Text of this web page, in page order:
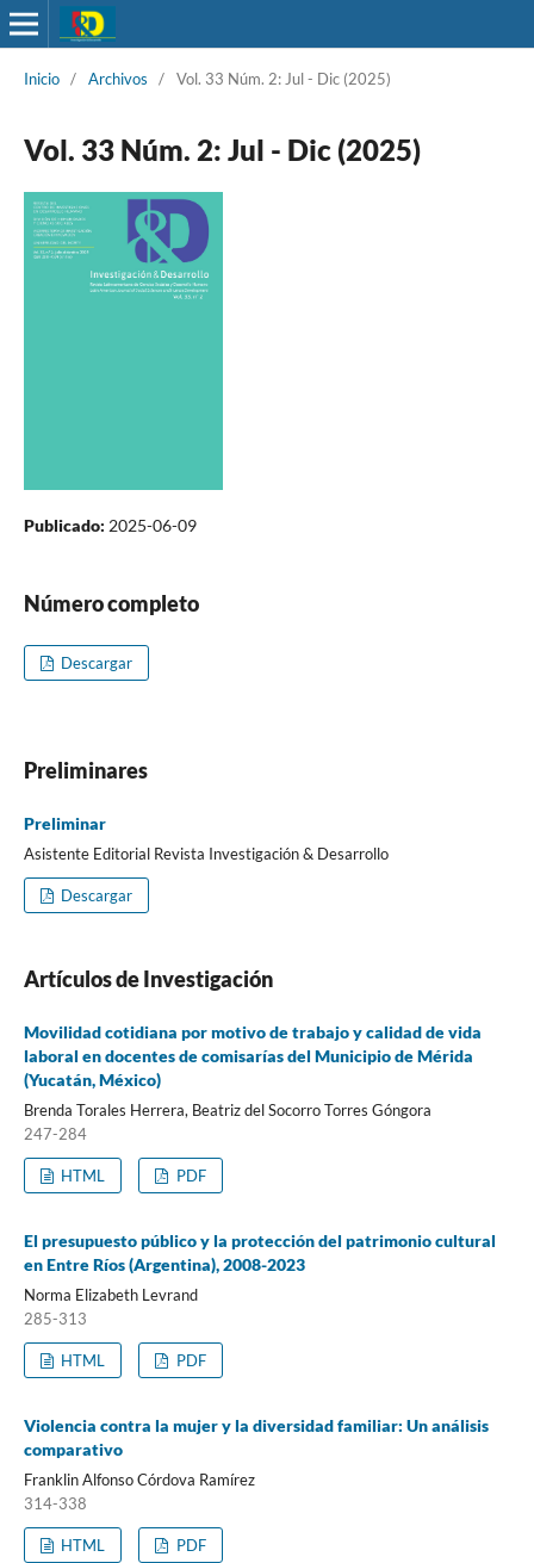
Inicio / Archivos / Vol. 33 Núm. 2: Jul - Dic (2025)
Vol. 33 Núm. 2: Jul - Dic (2025)
Publicado: 2025-06-09
Número completo
Descargar
Preliminares
Preliminar
Asistente Editorial Revista Investigación & Desarrollo
Descargar
Artículos de Investigación
Movilidad cotidiana por motivo de trabajo y calidad de vida
laboral en docentes de comisarías del Municipio de Mérida
(Yucatán, México)
Brenda Torales Herrera, Beatriz del Socorro Torres Góngora
247-284
HTML PDF
El presupuesto público y la protección del patrimonio cultural
en Entre Ríos (Argentina), 2008-2023
Norma Elizabeth Levrand
285-313
HTML PDF
Violencia contra la mujer y la diversidad familiar: Un análisis
comparativo
Franklin Alfonso Córdova Ramírez
314-338
HTML PDF